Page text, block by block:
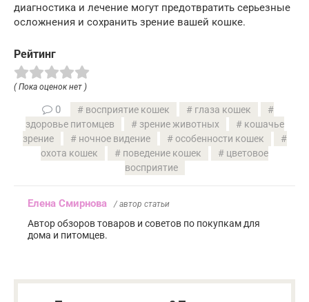
диагностика и лечение могут предотвратить серьезные
осложнения и сохранить зрение вашей кошке.
Рейтинг
( Пока оценок нет )
0 восприятие кошек
глаза кошек
здоровье питомцев
зрение животных
кошачье
зрение
ночное видение
особенности кошек
охота кошек
поведение кошек
цветовое
восприятие
Елена Смирнова / автор статьи
Автор обзоров товаров и советов по покупкам для
дома и питомцев.